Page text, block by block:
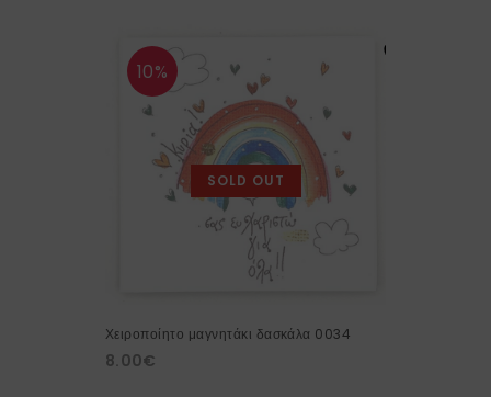
10%
SOLD OUT
Χειροποίητο μαγνητάκι δασκάλα 0034
8.00€